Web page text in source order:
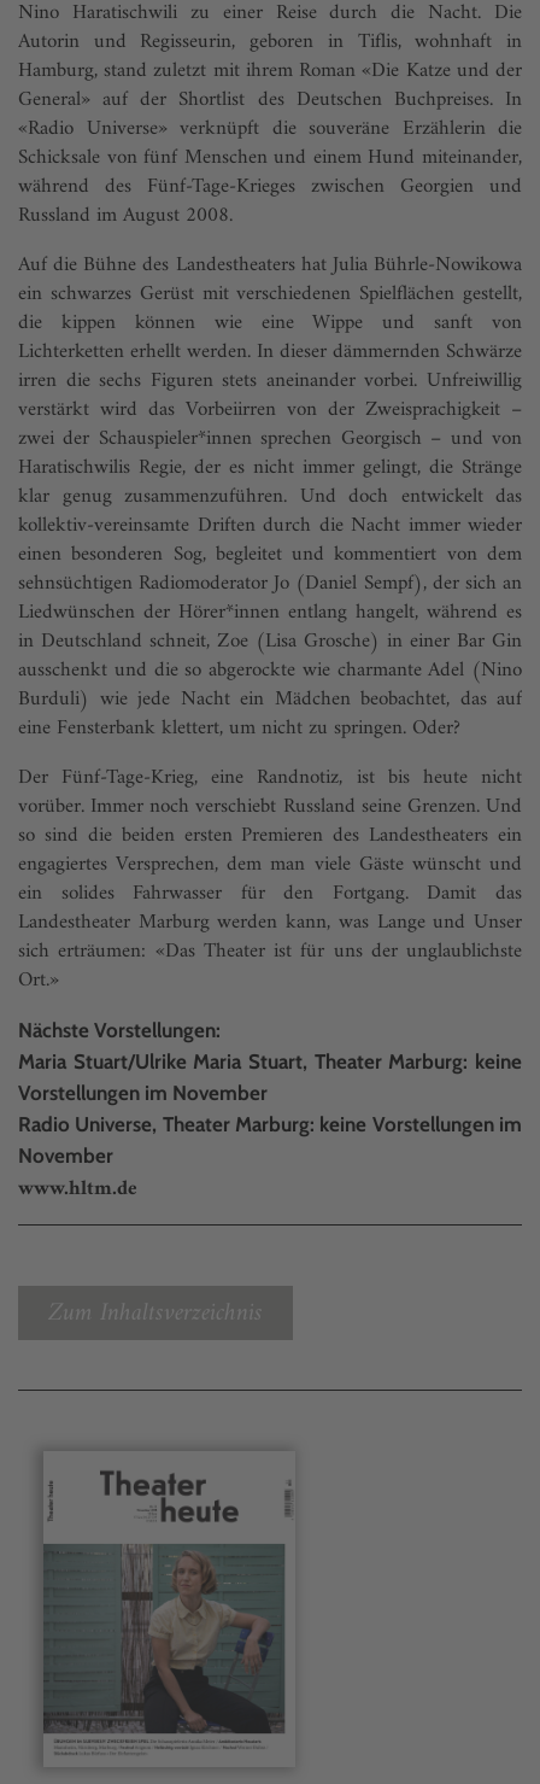
Nino Haratischwili zu einer Reise durch die Nacht. Die
Autorin und Regisseurin, geboren in Tiflis, wohnhaft in
Hamburg, stand zuletzt mit ihrem Roman «Die Katze und der
General» auf der Shortlist des Deutschen Buchpreises. In
«Radio Universe» verknüpft die souveräne Erzählerin die
Schicksale von fünf Menschen und einem Hund miteinander,
während des Fünf-Tage-Krieges zwischen Georgien und
Russland im August 2008.
Auf die Bühne des Landestheaters hat Julia Bührle-Nowikowa
ein schwarzes Gerüst mit verschiedenen Spielflächen gestellt,
die kippen können wie eine Wippe und sanft von
Lichterketten erhellt werden. In dieser dämmernden Schwärze
irren die sechs Figuren stets aneinander vorbei. Unfreiwillig
verstärkt wird das Vorbeiirren von der Zweisprachigkeit –
zwei der Schauspieler*innen sprechen Georgisch – und von
Haratischwilis Regie, der es nicht immer gelingt, die Stränge
klar genug zusammenzuführen. Und doch entwickelt das
kollektiv-vereinsamte Driften durch die Nacht immer wieder
einen besonderen Sog, begleitet und kommentiert von dem
sehnsüchtigen Radiomoderator Jo (Daniel Sempf), der sich an
Liedwünschen der Hörer*­innen entlang hangelt, während es
in Deutschland schneit, Zoe (Lisa Grosche) in einer Bar Gin
ausschenkt und die so abgerockte wie charmante Adel (Nino
Burduli) wie jede Nacht ein Mädchen beobachtet, das auf
eine Fensterbank klettert, um nicht zu springen. Oder?
Der Fünf-Tage-Krieg, eine Randnotiz, ist bis heute nicht
vorüber. Immer noch verschiebt Russland seine Grenzen. Und
so sind die beiden ersten Premieren des Landestheaters ein
engagiertes Versprechen, dem man viele Gäste wünscht und
ein solides Fahrwasser für den Fortgang. Damit das
Landestheater Marburg werden kann, was Lange und Unser
sich erträumen: «Das Theater ist für uns der unglaublichste
Ort.»
Nächste Vorstellungen:
Maria Stuart/Ulrike Maria Stuart, Theater Marburg: keine
Vorstellungen im November
Radio Universe, Theater Marburg: keine Vorstellungen im
November
www.hltm.de
Zum Inhaltsverzeichnis